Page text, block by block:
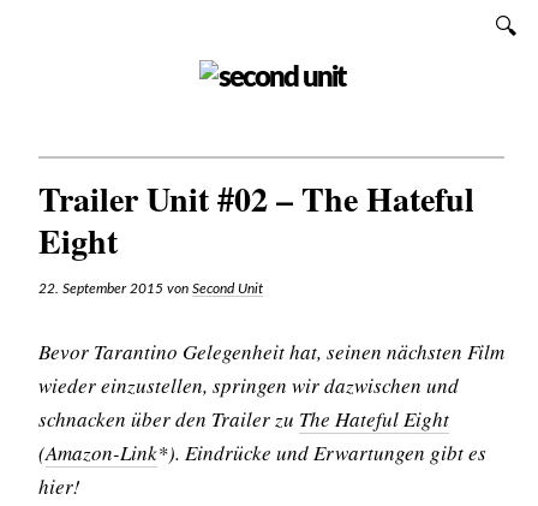
Trailer Unit #02 – The Hateful
Eight
22. September 2015 von Second Unit
Bevor Tarantino Gelegenheit hat, seinen nächsten Film
wieder einzustellen, springen wir dazwischen und
schnacken über den Trailer zu The Hateful Eight
(Amazon-Link*). Eindrücke und Erwartungen gibt es
hier!